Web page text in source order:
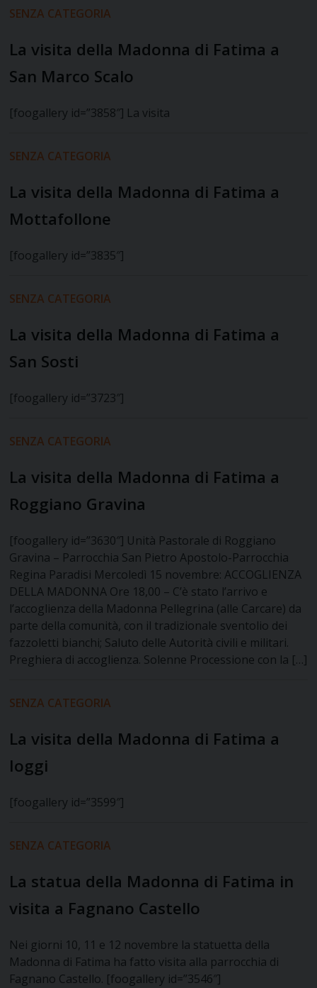
SENZA CATEGORIA
La visita della Madonna di Fatima a
San Marco Scalo
[foogallery id=”3858″] La visita
SENZA CATEGORIA
La visita della Madonna di Fatima a
Mottafollone
[foogallery id=”3835″]
SENZA CATEGORIA
La visita della Madonna di Fatima a
San Sosti
[foogallery id=”3723″]
SENZA CATEGORIA
La visita della Madonna di Fatima a
Roggiano Gravina
[foogallery id=”3630″] Unità Pastorale di Roggiano
Gravina – Parrocchia San Pietro Apostolo-Parrocchia
Regina Paradisi Mercoledì 15 novembre: ACCOGLIENZA
DELLA MADONNA Ore 18,00 – C’è stato l’arrivo e
l’accoglienza della Madonna Pellegrina (alle Carcare) da
parte della comunità, con il tradizionale sventolio dei
fazzoletti bianchi; Saluto delle Autorità civili e militari.
Preghiera di accoglienza. Solenne Processione con la […]
SENZA CATEGORIA
La visita della Madonna di Fatima a
Ioggi
[foogallery id=”3599″]
SENZA CATEGORIA
La statua della Madonna di Fatima in
visita a Fagnano Castello
Nei giorni 10, 11 e 12 novembre la statuetta della
Madonna di Fatima ha fatto visita alla parrocchia di
Fagnano Castello. [foogallery id=”3546″]